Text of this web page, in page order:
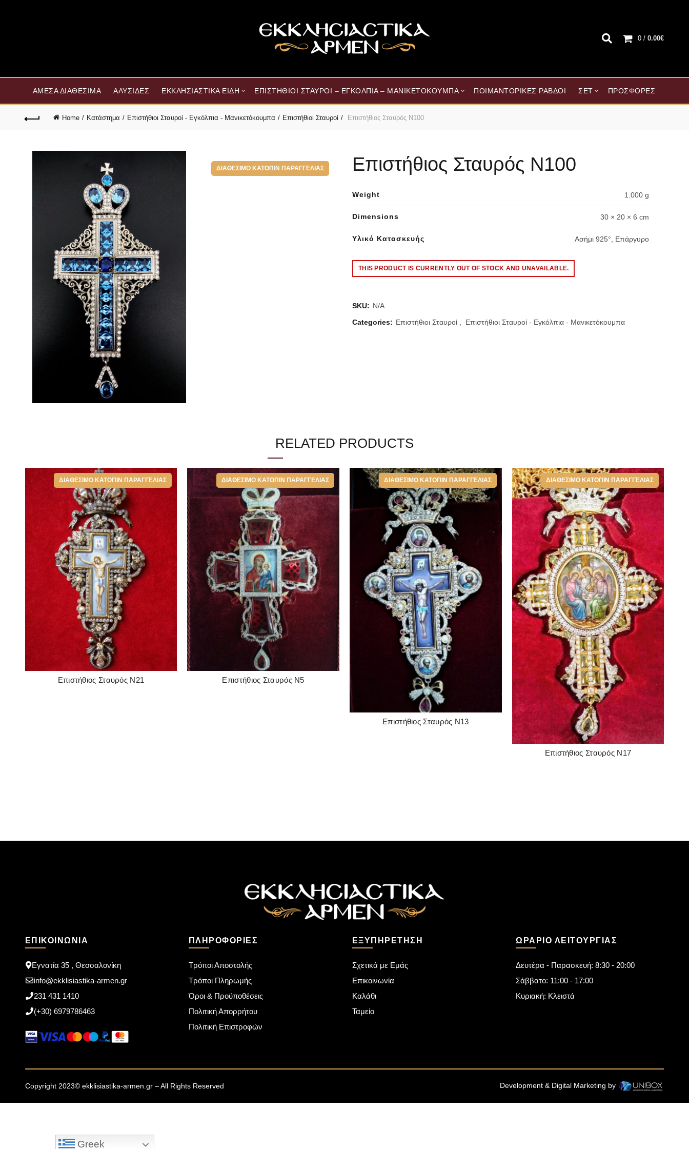
Greek
Greek
0 / 0.00€
ΆΜΕΣΑ ΔΙΑΘΈΣΙΜΑ ΑΛΥΣΊΔΕΣ ΕΚΚΛΗΣΙΑΣΤΙΚΆ ΕΊΔΗ ΕΠΙΣΤΉΘΙΟΙ ΣΤΑΥΡΟΊ – ΕΓΚΌΛΠΙΑ – ΜΑΝΙΚΕΤΌΚΟΥΜΠΑ ΠΟΙΜΑΝΤΟΡΙΚΈΣ ΡΆΒΔΟΙ ΣΕΤ ΠΡΟΣΦΟΡΈΣ
Home Κατάστημα Επιστήθιοι Σταυροί - Εγκόλπια - Μανικετόκουμπα Επιστήθιοι Σταυροί Επιστήθιος Σταυρός Ν100
ΔΙΑΘΈΣΙΜΟ ΚΑΤΌΠΙΝ ΠΑΡΑΓΓΕΛΊΑΣ Επιστήθιος Σταυρός Ν100
Weight 1.000 g
Dimensions 30 × 20 × 6 cm
Υλικό Κατασκευής Ασήμι 925°, Επάργυρο
THIS PRODUCT IS CURRENTLY OUT OF STOCK AND UNAVAILABLE.
SKU: N/A
Categories: Επιστήθιοι Σταυροί Επιστήθιοι Σταυροί - Εγκόλπια - Μανικετόκουμπα
RELATED PRODUCTS
ΔΙΑΘΈΣΙΜΟ ΚΑΤΌΠΙΝ ΠΑΡΑΓΓΕΛΊΑΣ
READ MORE
Επιστήθιος Σταυρός Ν21
ΔΙΑΘΈΣΙΜΟ ΚΑΤΌΠΙΝ ΠΑΡΑΓΓΕΛΊΑΣ
READ MORE
Επιστήθιος Σταυρός Ν5
ΔΙΑΘΈΣΙΜΟ ΚΑΤΌΠΙΝ ΠΑΡΑΓΓΕΛΊΑΣ
READ MORE
Επιστήθιος Σταυρός Ν13
ΔΙΑΘΈΣΙΜΟ ΚΑΤΌΠΙΝ ΠΑΡΑΓΓΕΛΊΑΣ
READ MORE
Επιστήθιος Σταυρός Ν17
ΕΠΙΚΟΙΝΩΝΊΑ
Εγνατία 35 , Θεσσαλονίκη
info@ekklisiastika-armen.gr
231 431 1410
(+30) 6979786463
ΠΛΗΡΟΦΟΡΊΕΣ
Τρόποι Αποστολής
Τρόποι Πληρωμής
Όροι & Προϋποθέσεις
Πολιτική Απορρήτου
Πολιτική Επιστροφών
ΕΞΥΠΗΡΈΤΗΣΗ
Σχετικά με Εμάς
Επικοινωνία
Καλάθι
Ταμείο
ΩΡΆΡΙΟ ΛΕΙΤΟΥΡΓΊΑΣ
Δευτέρα - Παρασκευή: 8:30 - 20:00
Σάββατο: 11:00 - 17:00
Κυριακή: Κλειστά
Copyright 2023© ekklisiastika-armen.gr – All Rights Reserved Development & Digital Marketing by